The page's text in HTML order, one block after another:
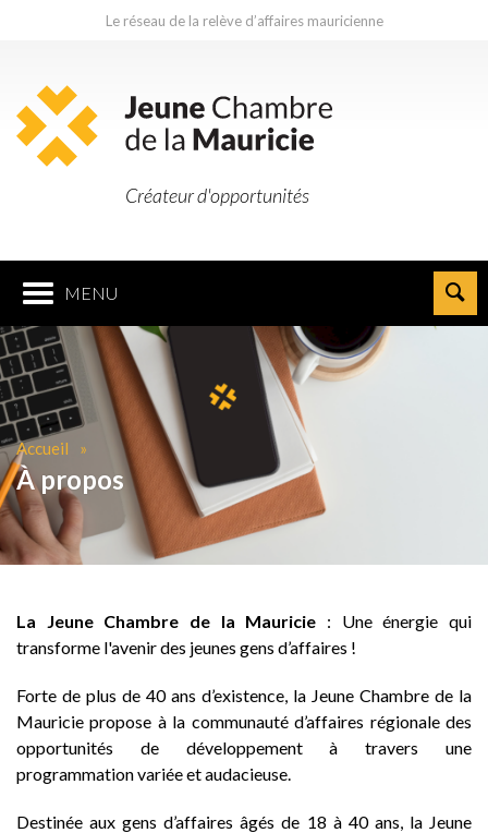
Le réseau de la relève d’affaires mauricienne
Créateur d'opportunités
MENU
Accueil
À propos
La Jeune Chambre de la Mauricie : Une énergie qui
transforme l'avenir des jeunes gens d’affaires !
Forte de plus de 40 ans d’existence, la Jeune Chambre de la
Mauricie propose à la communauté d’affaires régionale des
opportunités de développement à travers une
programmation variée et audacieuse.
Destinée aux gens d’affaires âgés de 18 à 40 ans, la Jeune